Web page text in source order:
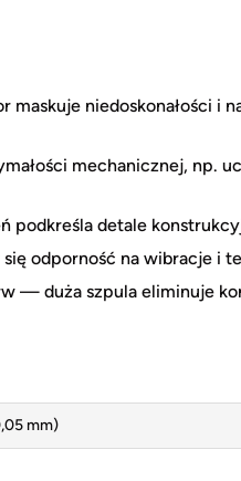
niedoskonałości i
mechanicznej, np.
detale
odporność na wibracje i
— duża szpula eliminuje
mm)